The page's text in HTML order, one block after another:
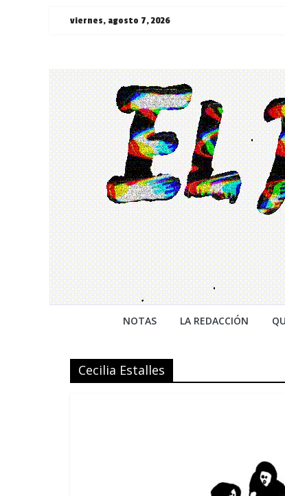
Saltarviernes, agosto 7, 2026
¯\_(ツ)_/
¯
NOTAS LA REDACCIÓN
Cecilia Estalles